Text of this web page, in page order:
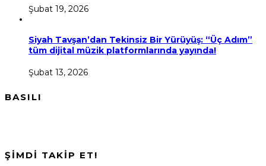
Şubat 19, 2026
Siyah Tavşan’dan Tekinsiz Bir Yürüyüş: “Üç Adım”
tüm dijital müzik platformlarında yayında!
Şubat 13, 2026
BASILI
ŞİMDİ TAKİP ET!